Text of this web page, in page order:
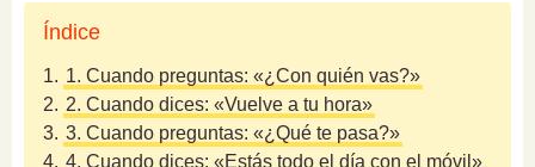
Índice
1. 1. Cuando preguntas: «¿Con quién vas?»
2. 2. Cuando dices: «Vuelve a tu hora»
3. 3. Cuando preguntas: «¿Qué te pasa?»
4. 4. Cuando dices: «Estás todo el día con el móvil»